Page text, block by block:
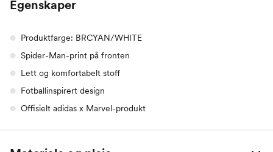
Egenskaper
Produktfarge: BRCYAN/WHITE
Spider-Man-print på fronten
Lett og komfortabelt stoff
Fotballinspirert design
Offisielt adidas x Marvel-produkt